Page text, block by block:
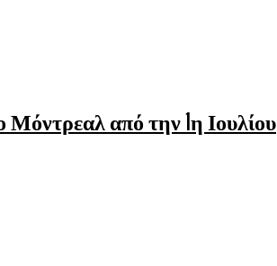
Μόντρεαλ από την 1η Ιουλίου